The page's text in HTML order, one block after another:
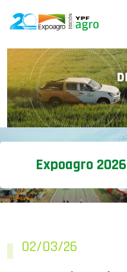
Expoagro 2026